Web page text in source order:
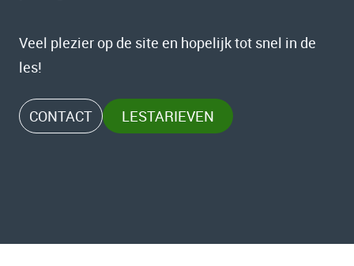
Veel plezier op de site en hopelijk tot snel in de
les!
CONTACT LESTARIEVEN